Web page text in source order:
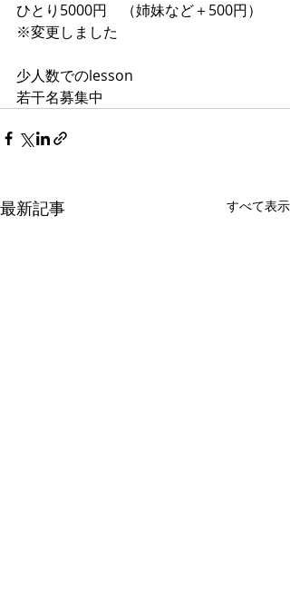
ひとり5000円　（姉妹など＋500円）
※変更しました
少人数でのlesson
若干名募集中
最新記事 すべて表示